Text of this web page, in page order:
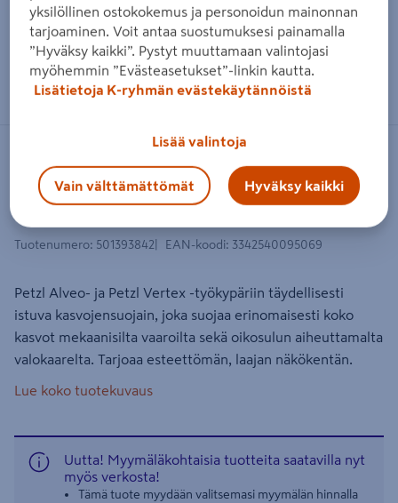
Zoomaa kuvaa sormilla kosketusnäytöllä
Silmä-ja kokokasvosuojus Vizen
Tuotenumero: 501393842 EAN-koodi: 3342540095069
Petzl Alveo- ja Petzl Vertex -työkypäriin täydellisesti
istuva kasvojensuojain, joka suojaa erinomaisesti koko
kasvot mekaanisilta vaaroilta sekä oikosulun aiheuttamalta
valokaarelta. Tarjoaa esteettömän, laajan näkökentän.
Lue koko tuotekuvaus
Uutta! Myymäläkohtaisia tuotteita saatavilla nyt
myös verkosta!
Tämä tuote myydään valitsemasi myymälän hinnalla
yksilöllinen ostokokemus ja personoidun mainonnan
tarjoaminen. Voit antaa suostumuksesi painamalla
”Hyväksy kaikki”. Pystyt muuttamaan valintojasi
myöhemmin ”Evästeasetukset”-linkin kautta.
Lisätietoja K-ryhmän evästekäytännöistä
Lisää valintoja
Vain välttämättömät Hyväksy kaikki